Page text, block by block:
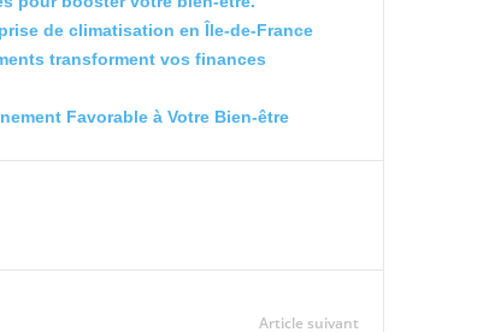
de climatisation en Île-de-France
transforment vos finances
Favorable à Votre Bien-être
Article suivant